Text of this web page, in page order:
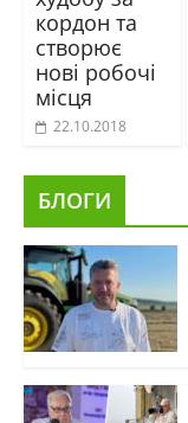
кордон та
створює
нові робочі
місця
22.10.2018
БЛОГИ